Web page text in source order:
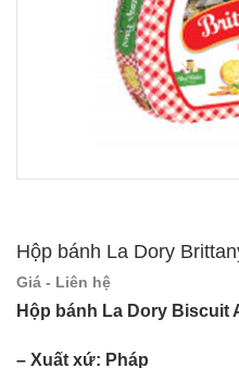
Hộp bánh La Dory
Giá - Liên hệ
Hộp bánh La Dory Biscuit
– Xuất xứ: Pháp